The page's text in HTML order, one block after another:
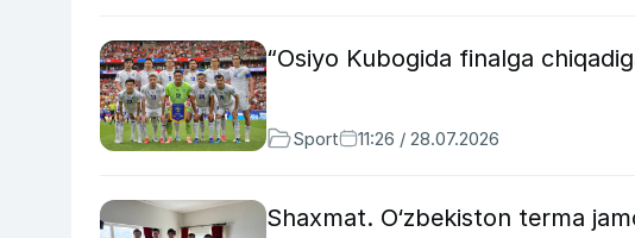
“Osiyo Kubogida finalga
Sport 11:26 / 28.07.2026
Shaxmat. O‘zbekiston terma